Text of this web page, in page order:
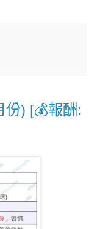
份) [💰報酬: